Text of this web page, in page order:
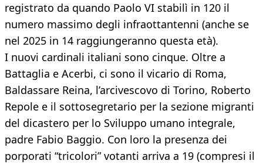
registrato da quando Paolo VI stabilì in 120 il
numero massimo degli infraottantenni (anche se
nel 2025 in 14 raggiungeranno questa età).
I nuovi cardinali italiani sono cinque. Oltre a
Battaglia e Acerbi, ci sono il vicario di Roma,
Baldassare Reina, l’arcivescovo di Torino, Roberto
Repole e il sottosegretario per la sezione migranti
del dicastero per lo Sviluppo umano integrale,
padre Fabio Baggio. Con loro la presenza dei
porporati “tricolori” votanti arriva a 19 (compresi il